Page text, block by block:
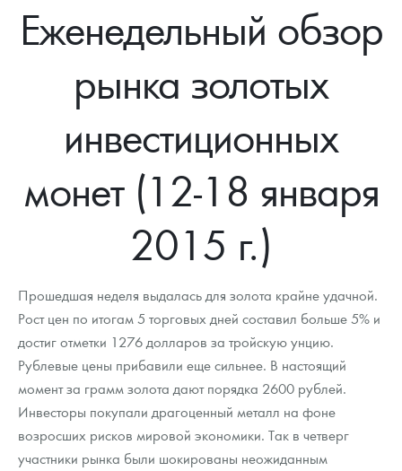
Монеты Россия и СССР
Иностранные
Памятные и старинные монеты
Памятные монеты России и СССР
Монеты и жетоны ЗМД
Золотые слитки
Год Лошади
Флот: ледоколы и корабли
Ювелирные изделия
Подлинность монет
Выкуп серебряных монет
Вопрос - ответ
Памятка для работы с монетами из драгметаллов
Монеты
Политика конфиденциальности
Положение по обработке и защите персональных данных
Услуги
Подбор монет
Георгий Победоносец - динамика цен
Лом выкуп
О нас
Пресс-служба
Еженедельный обзор
рынка золотых
инвестиционных
монет (12-18 января
2015 г.)
Прошедшая неделя выдалась для золота крайне удачной.
Рост цен по итогам 5 торговых дней составил больше 5% и
достиг отметки 1276 долларов за тройскую унцию.
Рублевые цены прибавили еще сильнее. В настоящий
момент за грамм золота дают порядка 2600 рублей.
Инвесторы покупали драгоценный металл на фоне
возросших рисков мировой экономики. Так в четверг
участники рынка были шокированы неожиданным